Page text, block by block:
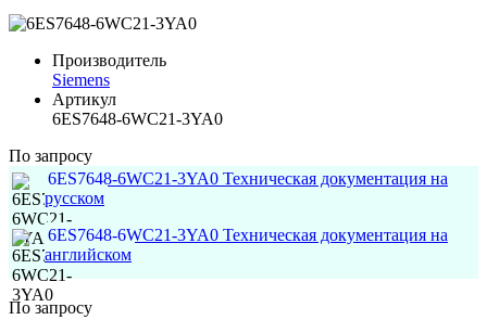
Производитель
Siemens
Артикул
6ES7648-6WC21-3YA0
По запросу
6ES7648-6WC21-3YA0 Техническая документация на
русском
6ES7648-6WC21-3YA0 Техническая документация на
английском
По запросу